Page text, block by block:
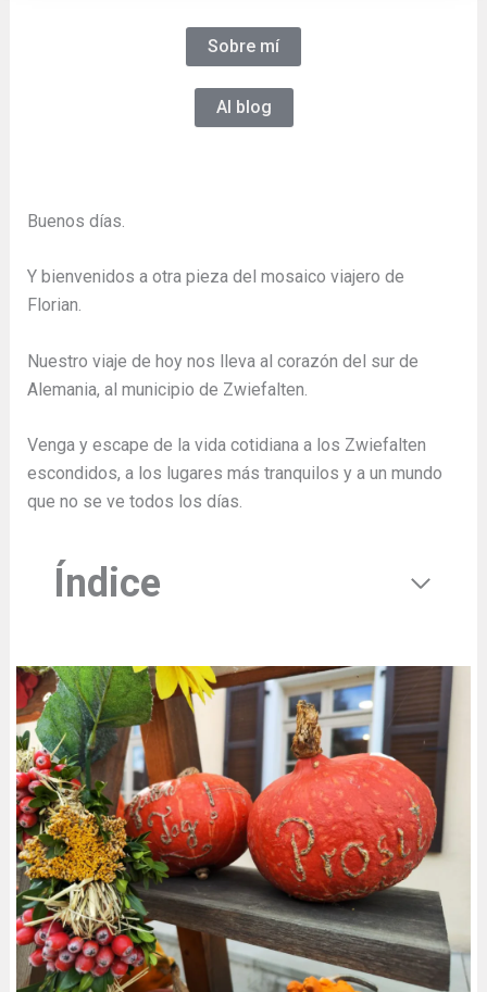
Sobre mí
Al blog
Buenos días.
Y bienvenidos a otra pieza del mosaico viajero de
Florian.
Nuestro viaje de hoy nos lleva al corazón del sur de
Alemania, al municipio de Zwiefalten.
Venga y escape de la vida cotidiana a los Zwiefalten
escondidos, a los lugares más tranquilos y a un mundo
que no se ve todos los días.
Índice